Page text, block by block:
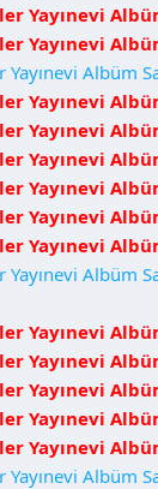
Yayınevi
Yayınevi
Yayınevi Albüm
Yayınevi
Yayınevi
Yayınevi
Yayınevi
Yayınevi
Yayınevi
Albüm
Yayınevi
Yayınevi
Yayınevi
Yayınevi
Yayınevi
Albüm